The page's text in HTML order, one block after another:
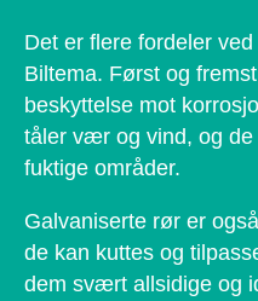
Det er flere fordeler
Biltema. Først og
beskyttelse mot
tåler vær og vind, og
fuktige områder.
Galvaniserte rør er
de kan kuttes og
dem svært allsidige og